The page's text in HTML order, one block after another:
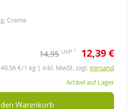
Creme
14,95 UVP 1 12,39 €
49,56 €/1 kg | inkl. MwSt. zzgl.Versand
Artikel auf Lager
Warenkorb